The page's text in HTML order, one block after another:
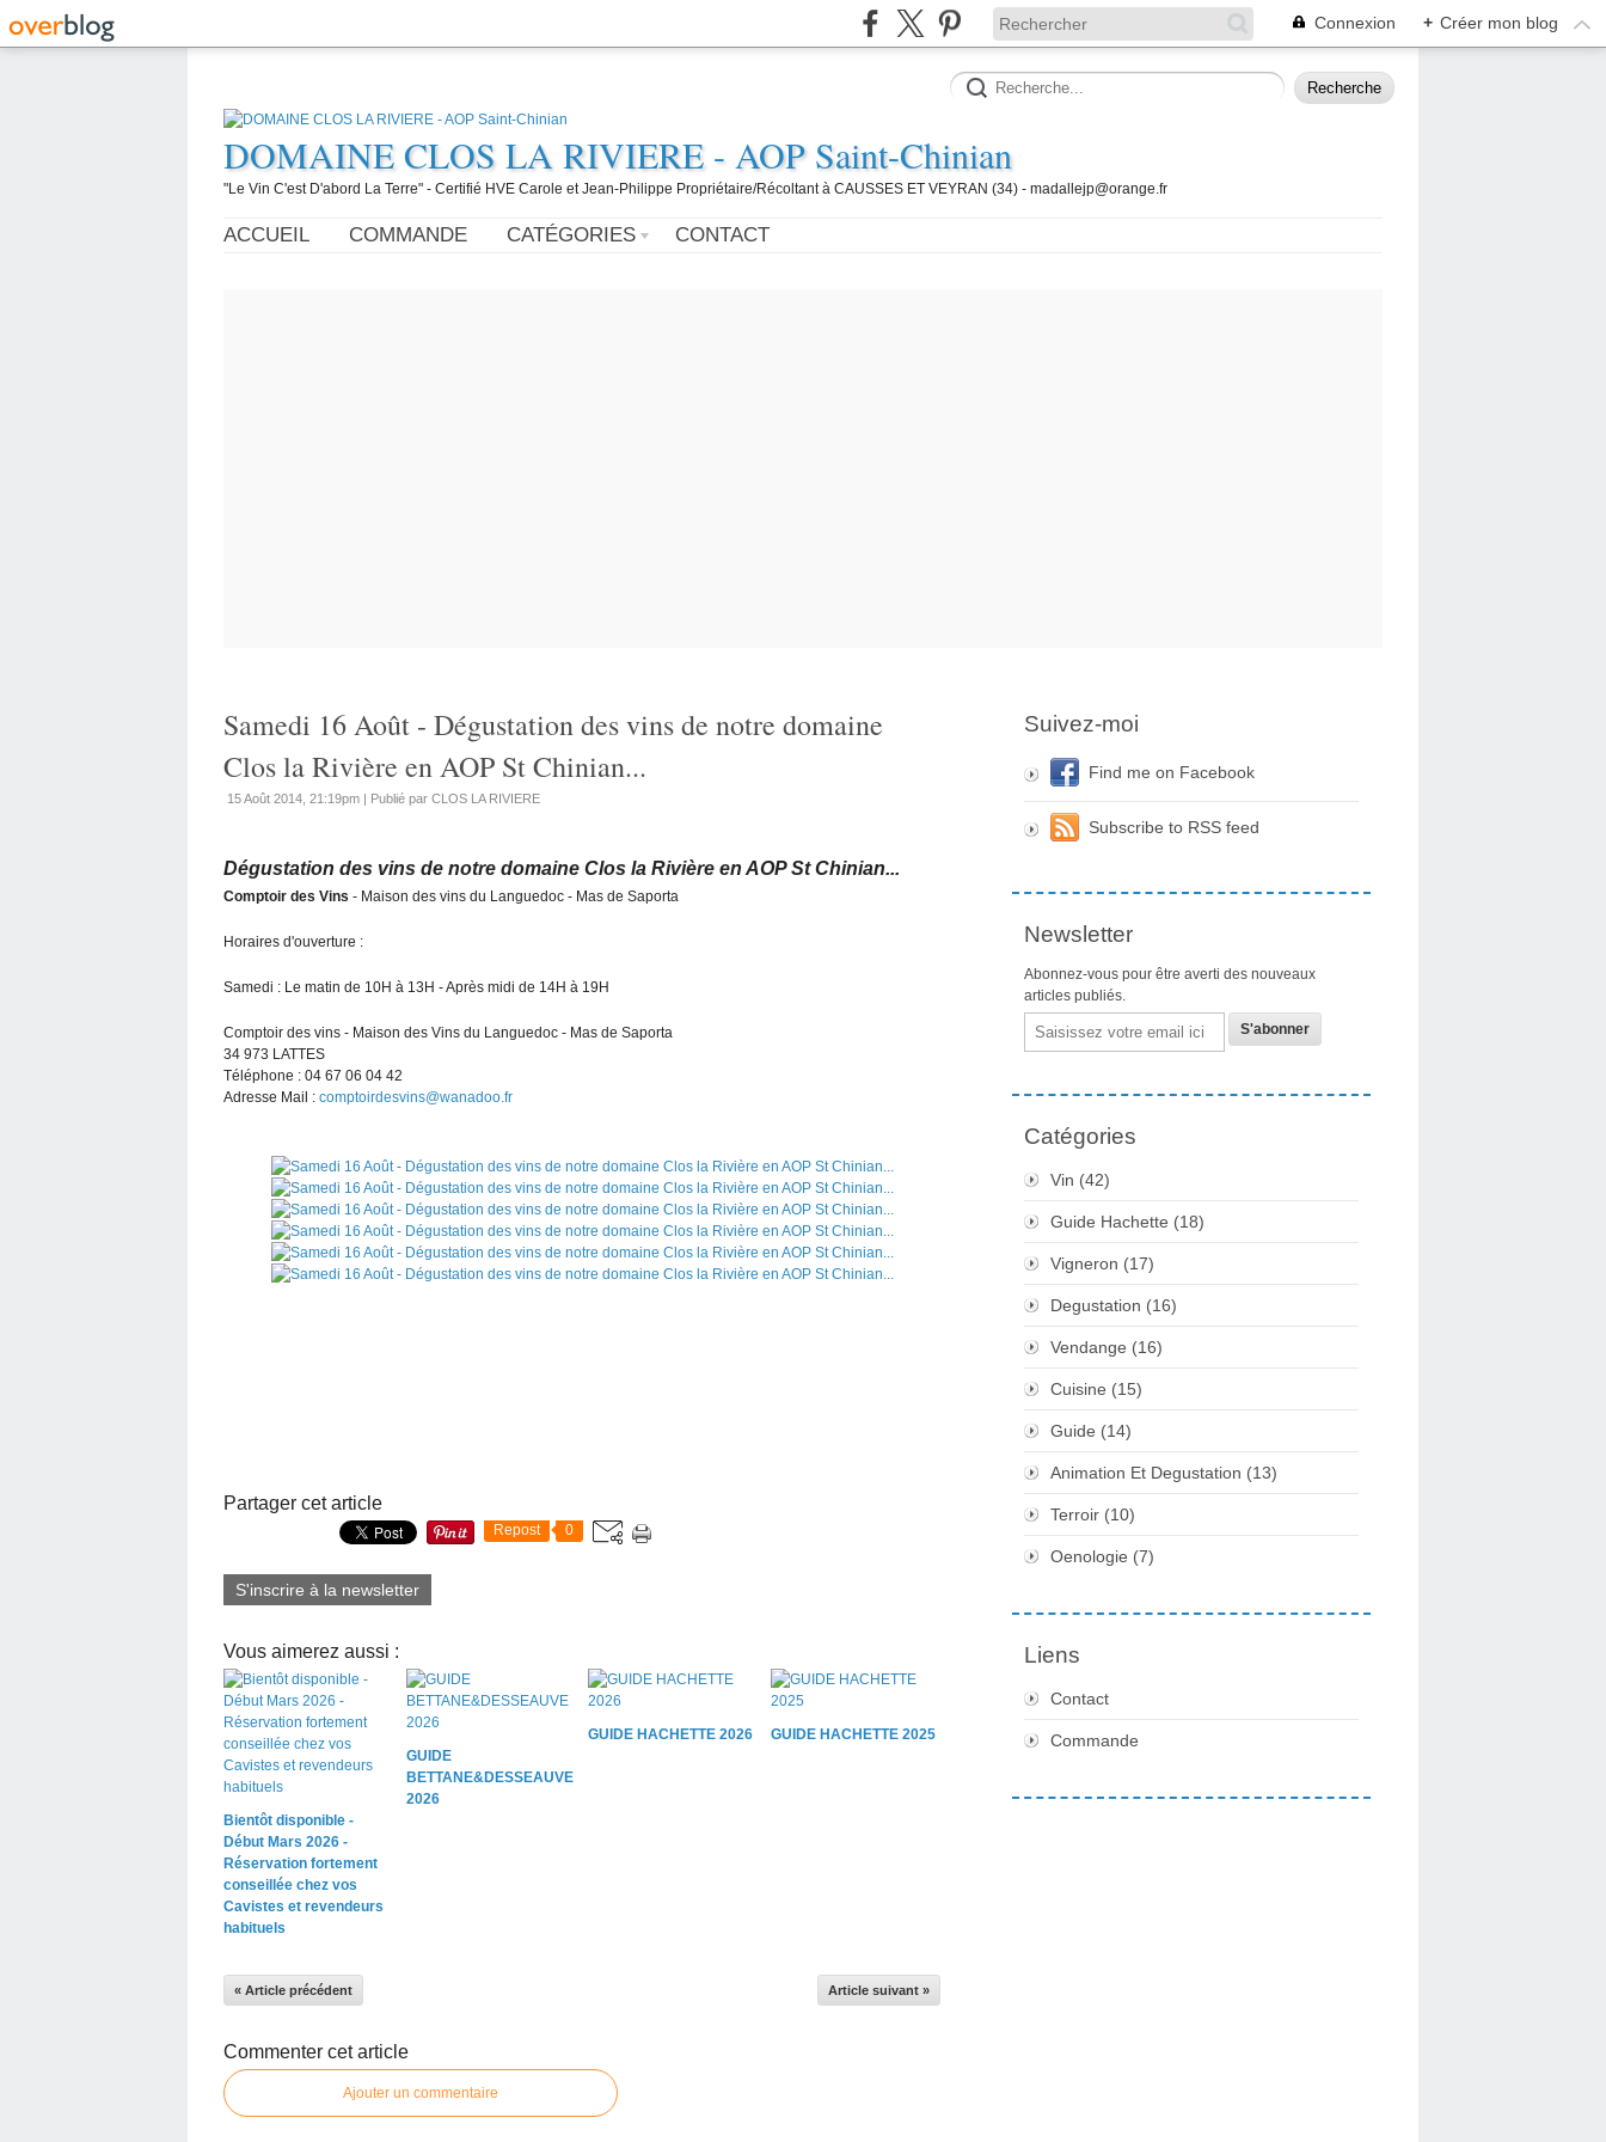
Connexion + Créer mon blog
DOMAINE CLOS LA RIVIERE - AOP Saint-Chinian
"Le Vin C'est D'abord La Terre" - Certifié HVE Carole et Jean-Philippe Propriétaire/Récoltant à CAUSSES ET VEYRAN (34) - madallejp@orange.fr
ACCUEIL COMMANDE CATÉGORIES CONTACT
Samedi 16 Août - Dégustation des vins de notre domaine
Clos la Rivière en AOP St Chinian...
15 Août 2014, 21:19pm | Publié par CLOS LA RIVIERE
Dégustation des vins de notre domaine Clos la Rivière en AOP St Chinian...
Comptoir des Vins - Maison des vins du Languedoc - Mas de Saporta
Horaires d'ouverture :
Samedi : Le matin de 10H à 13H - Après midi de 14H à 19H
Comptoir des vins - Maison des Vins du Languedoc - Mas de Saporta
34 973 LATTES
Téléphone : 04 67 06 04 42
Adresse Mail : comptoirdesvins@wanadoo.fr
Partager cet article
Repost 0
S'inscrire à la newsletter
Vous aimerez aussi :
Bientôt disponible -
Début Mars 2026 -
Réservation fortement
conseillée chez vos
Cavistes et revendeurs
habituels
GUIDE
BETTANE&DESSEAUVE
2026
GUIDE HACHETTE 2026 GUIDE HACHETTE 2025
« Article précédent Article suivant »
Commenter cet article
Ajouter un commentaire
Suivez-moi
Find me on Facebook
Subscribe to RSS feed
Newsletter
Abonnez-vous pour être averti des nouveaux
articles publiés.
Email
Catégories
Vin (42)
Guide Hachette (18)
Vigneron (17)
Degustation (16)
Vendange (16)
Cuisine (15)
Guide (14)
Animation Et Degustation (13)
Terroir (10)
Oenologie (7)
Liens
Contact
Commande